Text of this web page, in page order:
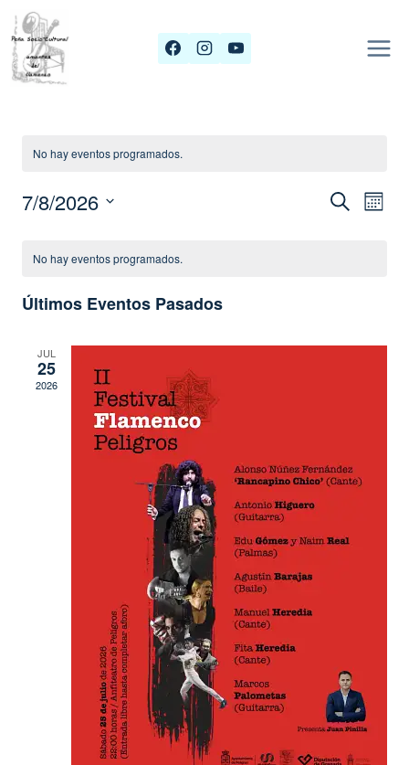
Saltar
al
contenido
No hay eventos programados.
BuscarMes
7/8/2026
Eventos
No hay eventos programados.
Últimos Eventos Pasados
JUL
25
2026